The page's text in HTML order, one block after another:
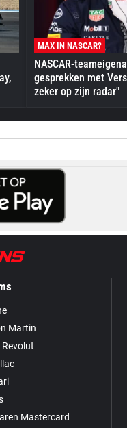
MAX IN NASCAR?
NASCAR-
gesprekken met
zeker op zijn radar"
Martin
Mastercard